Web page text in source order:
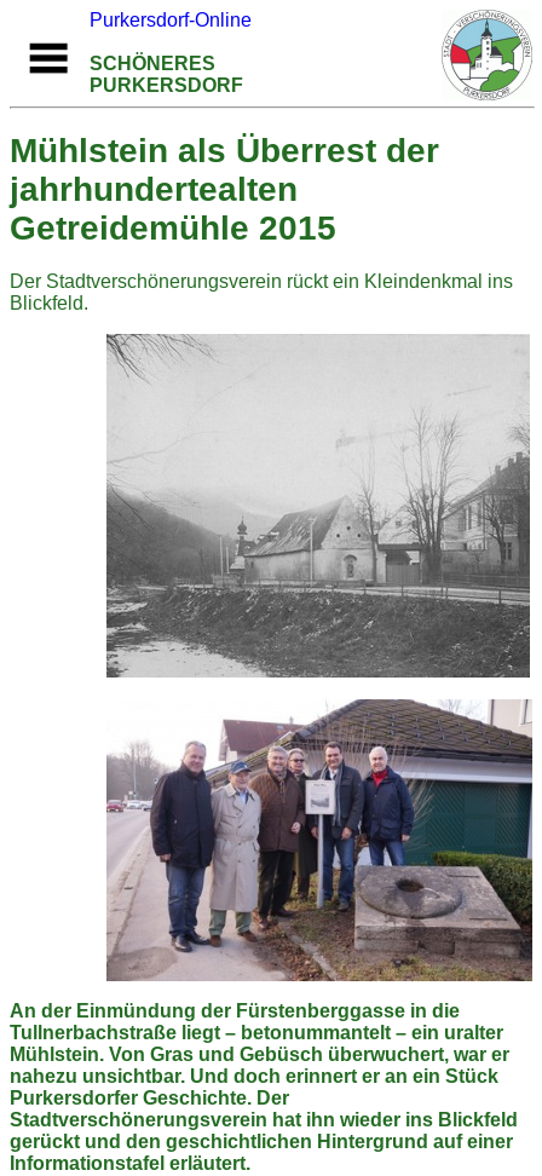
Purkersdorf-Online
SCHÖNERES
PURKERSDORF
Mühlstein als Überrest der
jahrhundertealten
Getreidemühle 2015
Der Stadtverschönerungsverein rückt ein Kleindenkmal ins
Blickfeld.
An der Einmündung der Fürstenberggasse in die
Tullnerbachstraße liegt – betonummantelt – ein uralter
Mühlstein. Von Gras und Gebüsch überwuchert, war er
nahezu unsichtbar. Und doch erinnert er an ein Stück
Purkersdorfer Geschichte. Der
Stadtverschönerungsverein hat ihn wieder ins Blickfeld
gerückt und den geschichtlichen Hintergrund auf einer
Informationstafel erläutert.